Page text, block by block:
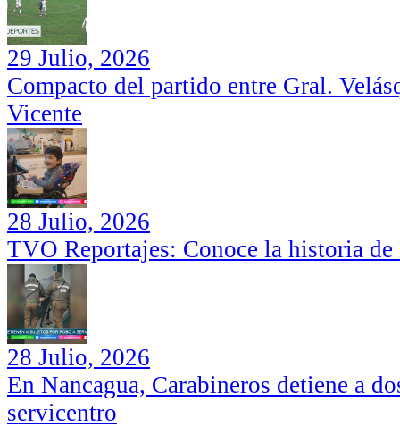
29 Julio, 2026
Compacto del partido entre Gral.
Vicente
28 Julio, 2026
TVO Reportajes: Conoce la historia
28 Julio, 2026
En Nancagua, Carabineros detiene a
servicentro